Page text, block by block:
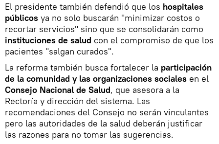
El presidente también defendió que los hospitales
públicos ya no solo buscarán "minimizar costos o
recortar servicios" sino que se consolidarán como
instituciones de salud con el compromiso de que los
pacientes "salgan curados".
La reforma también busca fortalecer la participación
de la comunidad y las organizaciones sociales en el
Consejo Nacional de Salud, que asesora a la
Rectoría y dirección del sistema. Las
recomendaciones del Consejo no serán vinculantes
pero las autoridades de la salud deberán justificar
las razones para no tomar las sugerencias.